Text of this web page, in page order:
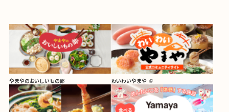
やまやのおいしいもの部 わいわいやまや